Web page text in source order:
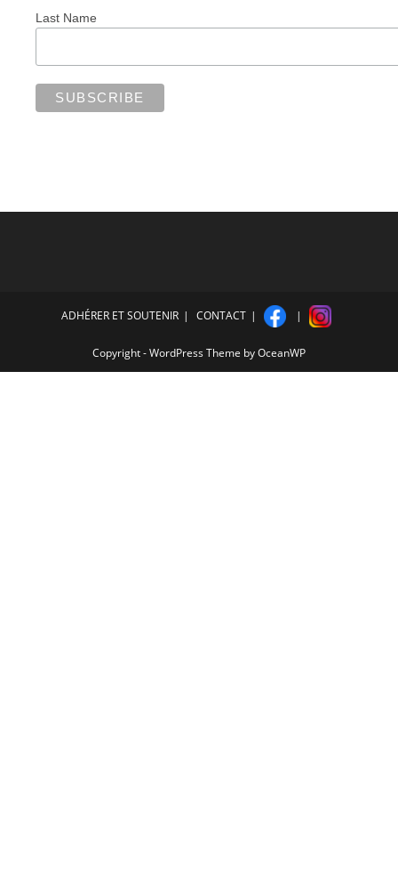
Last Name
ADHÉRER ET SOUTENIR CONTACT
Copyright - WordPress Theme by OceanWP